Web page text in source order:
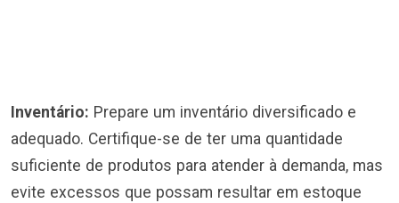
Inventário: Prepare um inventário diversificado e
adequado. Certifique-se de ter uma quantidade
suficiente de produtos para atender à demanda, mas
evite excessos que possam resultar em estoque